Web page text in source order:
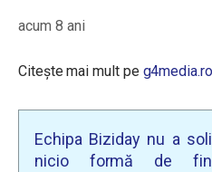
acum 8 ani
Citește mai mult pe g4media.ro
Echipa Biziday nu a
nicio formă de